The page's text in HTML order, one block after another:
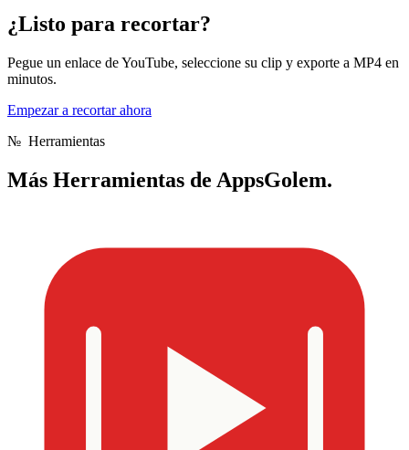
¿Listo para recortar?
Pegue un enlace de YouTube, seleccione su clip y exporte a MP4 en
minutos.
Empezar a recortar ahora
№ Herramientas
Más Herramientas de AppsGolem.